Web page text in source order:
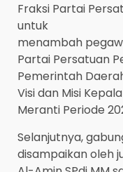
Fraksi Partai
untuk
menambah
Partai Persatuan
Pemerintah
Visi dan Misi
Meranti Periode
Selanjutnya,
disampaikan oleh